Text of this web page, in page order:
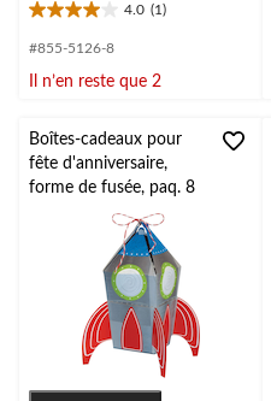
4.0 (1)
4.0
étoile(s)
5.
évaluation
#855-5126-8
Il n’en reste que 2
Boîtes-cadeaux pour
fête d'anniversaire,
forme de fusée, paq. 8